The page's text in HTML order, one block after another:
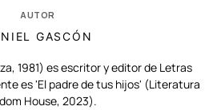
AUTOR
GASCÓN
1981) es escritor y editor de Letras
es 'El padre de tus hijos' (Literatura
House, 2023).